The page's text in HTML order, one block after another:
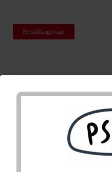
Bestillingsvare